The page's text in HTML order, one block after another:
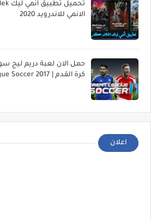
الانمي للاندرويد 2020
كرة القدم | Dream League Soccer 2017
اعلان